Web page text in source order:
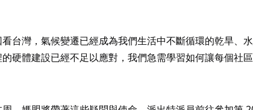
看台灣，氣候變遷已經成為我們生活中不斷循環的乾旱、
硬體建設已經不足以應對，我們急需學習如何讓每個社